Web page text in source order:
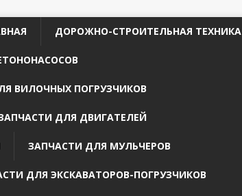
ДОРОЖНО-СТРОИТЕЛЬНАЯ ТЕХНИКА
ВИЛОЧНЫХ ПОГРУЗЧИКОВ
ДЛЯ ДВИГАТЕЛЕЙ
ЗАПЧАСТИ ДЛЯ МУЛЬЧЕРОВ
ДЛЯ ЭКСКАВАТОРОВ-ПОГРУЗЧИКОВ